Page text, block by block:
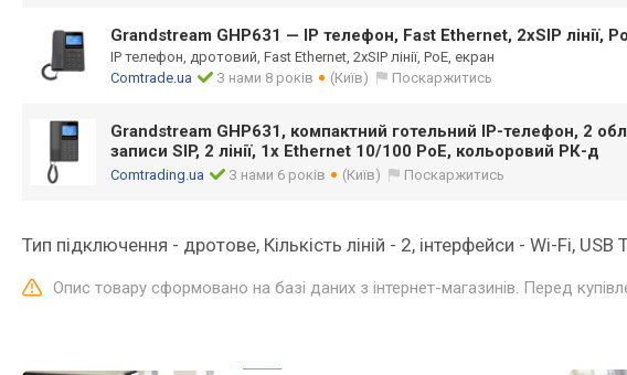
Grandstream GHP631 — IP телефон, Fast Ethernet, 2хSIP лінії,
IP телефон, дротовий, Fast Ethernet, 2хSIP лінії, PoE, екран
Comtrade.ua
З нами 8 років (Київ) Поскаржитись
Grandstream GHP631, компактний готельний IP-телефон, 2
записи SIP, 2 лінії, 1x Ethernet 10/100 PoE, кольоровий РК-д
Comtrading.ua З нами 6 років (Київ) Поскаржитись
Тип підключення - дротове, Кількість ліній - 2, інтерфейси - Wi-Fi,
Опис товару сформовано на базі даних з інтернет-магазинів. Перед